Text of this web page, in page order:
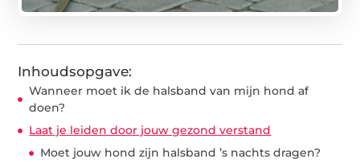
Inhoudsopgave:
Wanneer moet ik de halsband van mijn hond af
doen?
Laat je leiden door jouw gezond verstand
Moet jouw hond zijn halsband ’s nachts dragen?